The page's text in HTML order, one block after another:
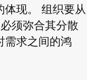
体现。 组织要从
须弥合其分散
需求之间的鸿